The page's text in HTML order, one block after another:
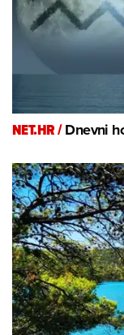
NET.HR /Dnevni